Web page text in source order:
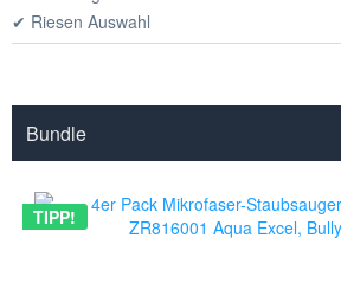
✔ Riesen Auswahl
Bundle
TIPP!